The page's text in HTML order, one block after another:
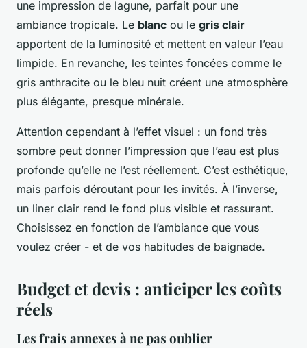
une impression de lagune, parfait pour une
ambiance tropicale. Le blanc ou le gris clair
apportent de la luminosité et mettent en valeur l’eau
limpide. En revanche, les teintes foncées comme le
gris anthracite ou le bleu nuit créent une atmosphère
plus élégante, presque minérale.
Attention cependant à l’effet visuel : un fond très
sombre peut donner l’impression que l’eau est plus
profonde qu’elle ne l’est réellement. C’est esthétique,
mais parfois déroutant pour les invités. À l’inverse,
un liner clair rend le fond plus visible et rassurant.
Choisissez en fonction de l’ambiance que vous
voulez créer - et de vos habitudes de baignade.
Budget et devis : anticiper les coûts
réels
Les frais annexes à ne pas oublier